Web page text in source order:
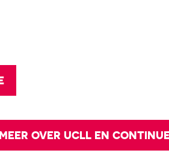
MEER OVER UCLL EN